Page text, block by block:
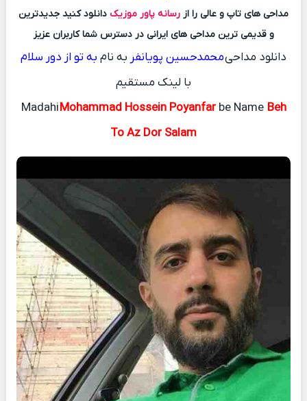
مداحی های تاپ و عالی را از رسانه پاور موزیک دانلود کنید جدیدترین
و قدیمی ترین مداحی های ایرانی در دسترس شما کاربران عزیز
دانلود مداحیمحمدحسین پویانفر به نام به تو از دور سلام
با لینک مستقیم
MadahiMohammad Hossein Poyanfar be NameBeh
To Az Dor Salam